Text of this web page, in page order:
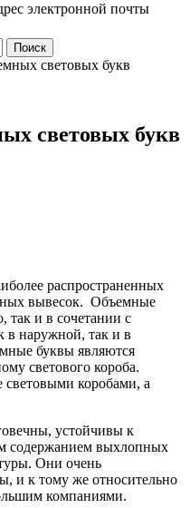
электронной почты
световых букв
световых букв
распространенных
вывесок. Объемные
так и в сочетании с
в наружной, так и в
буквы являются
светового короба.
коробами, а
устойчивы к
содержанием выхлопных
Они очень
и к тому же относительно
компаниями.